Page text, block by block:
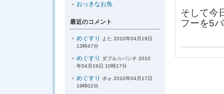
そして今
フーを5
おっきなお魚
最近のコメント
めぐすり よた 2010年04月19日
13時47分
めぐすり
ダブル☆パンチ 2010
年04月19日 10時17分
めぐすり
ポォ 2010年04月17日
19時02分